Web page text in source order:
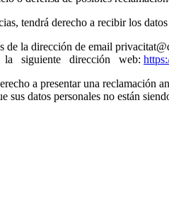
tendrá derecho a recibir los
de la dirección de email
siguiente dirección web:
a presentar una
sus datos personales no están